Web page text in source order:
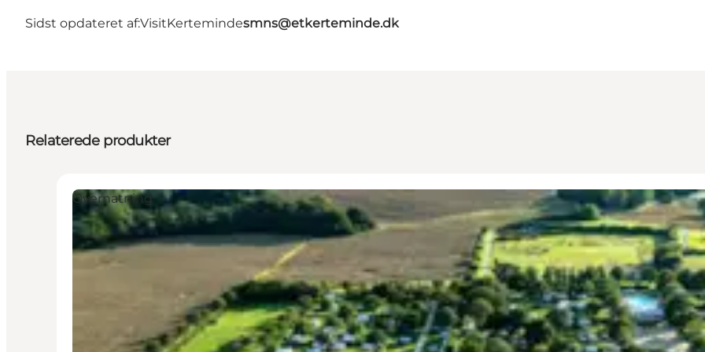
Sidst opdateret af:VisitKertemindesmns@etkerteminde.dk
Relaterede produkter
Overnatning